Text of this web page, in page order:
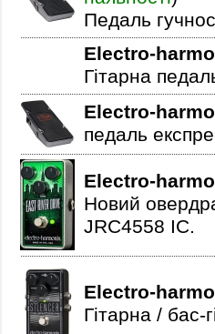
Electro-
наявності)
Педаль
Electro-
Гітарна
педаль
Electro-
Новий